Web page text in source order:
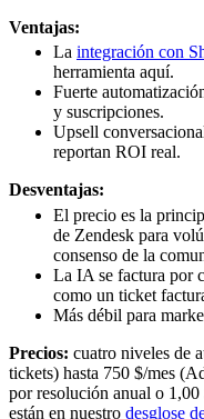
Ventajas:
La integración con
herramienta aquí.
Fuerte
y suscripciones.
Upsell
reportan ROI real.
Desventajas:
El precio es la
de Zendesk para
consenso de la
La IA se factura por
como un ticket
Más débil para
Precios: cuatro niveles de
tickets) hasta 750 $/mes
por resolución anual o 1,00
están en nuestro desglose